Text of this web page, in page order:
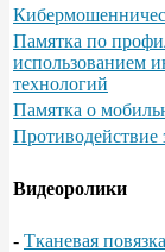
Памятка по
использованием
технологий
Памятка о
Видеоролики
- Тканевая повязка